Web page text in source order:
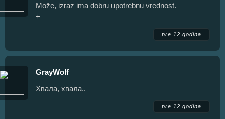
Može, izraz ima dobru upotrebnu vrednost.
+
pre 12 godina
GrayWolf
Хвала, хвала..
pre 12 godina